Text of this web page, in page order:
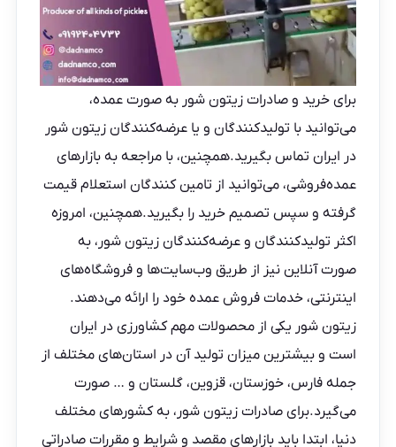
برای خرید و صادرات زیتون شور به صورت عمده،
می‌توانید با تولیدکنندگان و یا عرضه‌کنندگان زیتون شور
در ایران تماس بگیرید.همچنین، با مراجعه به بازارهای
عمده‌فروشی، می‌توانید از تامین کنندگان استعلام قیمت
گرفته و سپس تصمیم خرید را بگیرید.همچنین، امروزه
اکثر تولیدکنندگان و عرضه‌کنندگان زیتون شور، به
صورت آنلاین نیز از طریق وب‌سایت‌ها و فروشگاه‌های
اینترنتی، خدمات فروش عمده خود را ارائه می‌دهند.
زیتون شور یکی از محصولات مهم کشاورزی در ایران
است و بیشترین میزان تولید آن در استان‌های مختلف از
جمله فارس، خوزستان، قزوین، گلستان و … صورت
می‌گیرد.برای صادرات زیتون شور، به کشورهای مختلف
دنیا، ابتدا باید بازارهای مقصد و شرایط و مقررات صادراتی